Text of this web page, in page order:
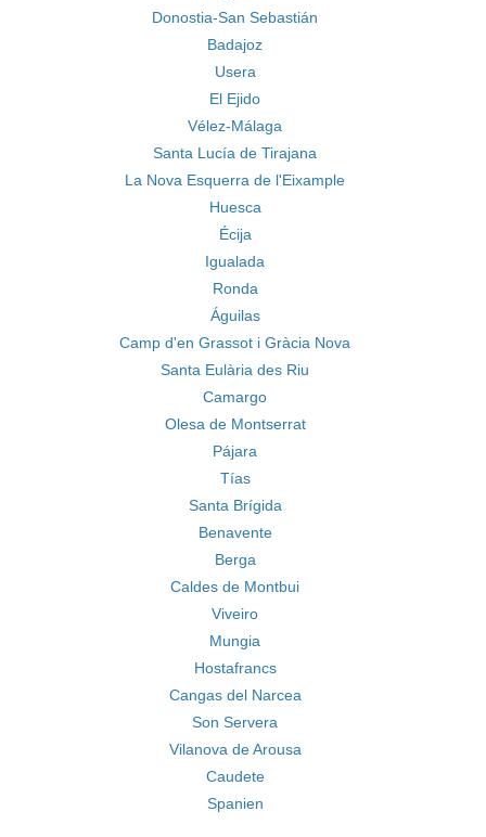
Donostia-San Sebastián
Badajoz
Usera
El Ejido
Vélez-Málaga
Santa Lucía de Tirajana
La Nova Esquerra de l'Eixample
Huesca
Écija
Igualada
Ronda
Águilas
Camp d'en Grassot i Gràcia Nova
Santa Eulària des Riu
Camargo
Olesa de Montserrat
Pájara
Tías
Santa Brígida
Benavente
Berga
Caldes de Montbui
Viveiro
Mungia
Hostafrancs
Cangas del Narcea
Son Servera
Vilanova de Arousa
Caudete
Spanien